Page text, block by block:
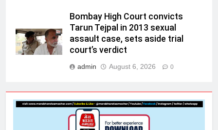
Bombay High Court convicts
Tarun Tejpal in 2013 sexual
assault case, sets aside trial
court’s verdict
admin August 6, 2026 0